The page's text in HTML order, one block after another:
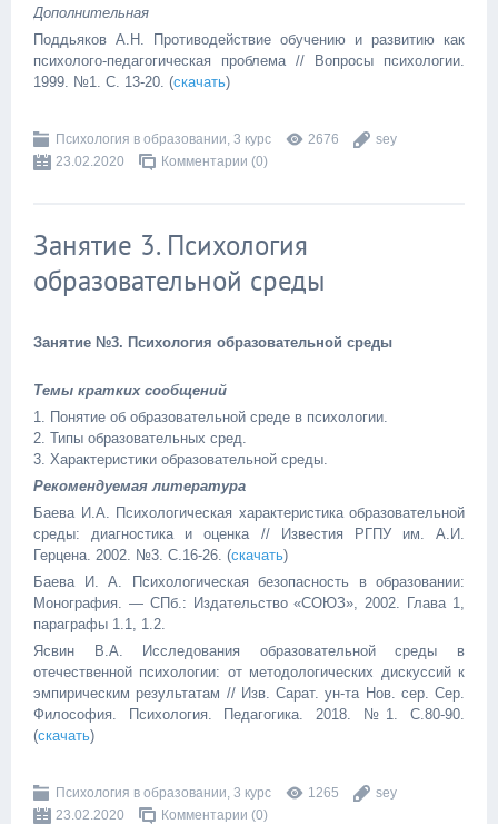
Дополнительная
Поддьяков А.Н. Противодействие обучению и развитию как
психолого-педагогическая проблема // Вопросы психологии.
1999. №1. С. 13-20. (скачать)
Психология в образовании, 3 курс 2676
sey
23.02.2020
Комментарии (0)
Занятие 3. Психология
образовательной среды
Занятие №3. Психология образовательной среды
Темы кратких сообщений
1. Понятие об образовательной среде в психологии.
2. Типы образовательных сред.
3. Характеристики образовательной среды.
Рекомендуемая литература
Баева И.А. Психологическая характеристика образовательной
среды: диагностика и оценка // Известия РГПУ им. А.И.
Герцена. 2002. №3. С.16-26. (скачать)
Баева И. А. Психологическая безопасность в образовании:
Монография. — СПб.: Издательство «СОЮЗ», 2002. Глава 1,
параграфы 1.1, 1.2.
Ясвин В.А. Исследования образовательной среды в
отечественной психологии: от методологических дискуссий к
эмпирическим результатам // Изв. Сарат. ун-та Нов. сер. Сер.
Философия. Психология. Педагогика. 2018. №1. С.80-90.
(скачать)
Психология в образовании, 3 курс 1265
sey
23.02.2020
Комментарии (0)